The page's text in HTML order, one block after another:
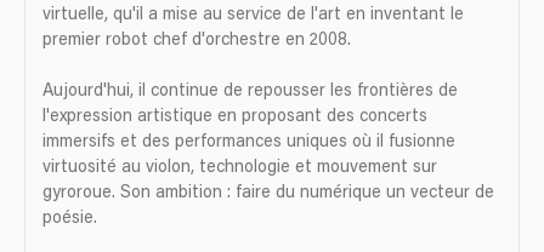
virtuelle, qu'il a mise au service de l'art en inventant le
premier robot chef d'orchestre en 2008.
Aujourd'hui, il continue de repousser les frontières de
l'expression artistique en proposant des concerts
immersifs et des performances uniques où il fusionne
virtuosité au violon, technologie et mouvement sur
gyroroue. Son ambition : faire du numérique un vecteur de
poésie.